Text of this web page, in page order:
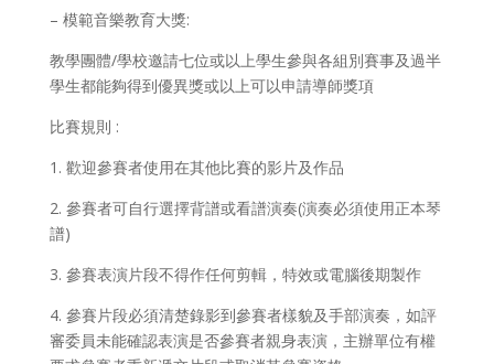
– 模範音樂教育大獎:
教學團體/學校邀請七位或以上學生參與各組別賽事及過半
學生都能夠得到優異獎或以上可以申請導師獎項
比賽規則 :
1. 歡迎參賽者使用在其他比賽的影片及作品
2. 參賽者可自行選擇背譜或看譜演奏(演奏必須使用正本琴
譜)
3. 參賽表演片段不得作任何剪輯，特效或電腦後期製作
4. 參賽片段必須清楚錄影到參賽者樣貌及手部演奏，如評
審委員未能確認表演是否參賽者親身表演，主辦單位有權